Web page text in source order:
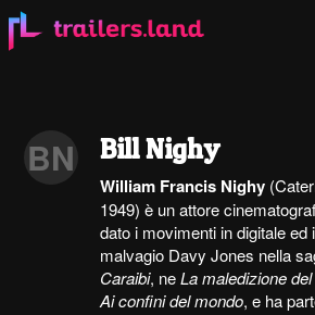
BN Bill Nighy
William Francis Nighy
1949) è un attore
dato i movimenti in digitale ed
malvagio Davy Jones nella
Caraibi, neLa maledizione
Ai confini del mondo, e ha